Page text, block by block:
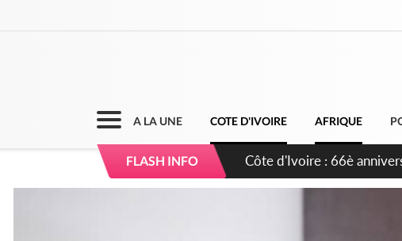
A LA UNE COTE D'IVOIRE AFRIQUE
FLASH INFO
Côte d'Ivoire : À Abidjan,
développement de la